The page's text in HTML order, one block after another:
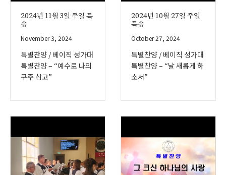
2024년 11월 3일 주일 특
송
November 3, 2024
특별찬양 / 베이직 성가대
특별찬양 – “예수로 나의
구주 삼고”
2024년 10월 27일 주일
특송
October 27, 2024
특별찬양 / 베이직 성가대
특별찬양 – “날 새롭게 하
소서”